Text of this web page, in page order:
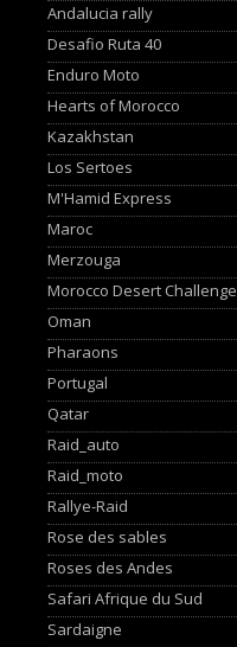
Andalucia rally
Desafio Ruta 40
Enduro Moto
Hearts of Morocco
Kazakhstan
Los Sertoes
M'Hamid Express
Maroc
Merzouga
Morocco Desert Challenge
Oman
Pharaons
Portugal
Qatar
Raid_auto
Raid_moto
Rallye-Raid
Rose des sables
Roses des Andes
Safari Afrique du Sud
Sardaigne